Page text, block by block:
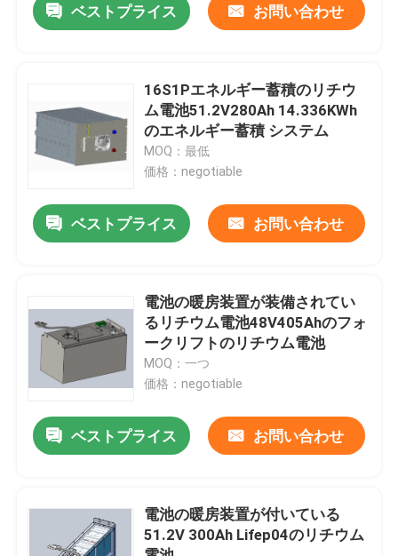
私達について
工場旅行
私達に連絡しなさい
引用を要求しなさい
フォークリフトのリチウム電池
エネルギー蓄積のリチウム電池
ベストプライス お問い合わせ
16S1Pエネルギー蓄積のリチウ
ム電池51.2V280Ah 14.336KWh
のエネルギー蓄積 システム
MOQ：最低
価格：negotiable
ベストプライス お問い合わせ
電池の暖房装置が装備されてい
るリチウム電池48V405Ahのフォ
ークリフトのリチウム電池
MOQ：一つ
価格：negotiable
ベストプライス お問い合わせ
電池の暖房装置が付いている
51.2V 300Ah Lifep04のリチウム